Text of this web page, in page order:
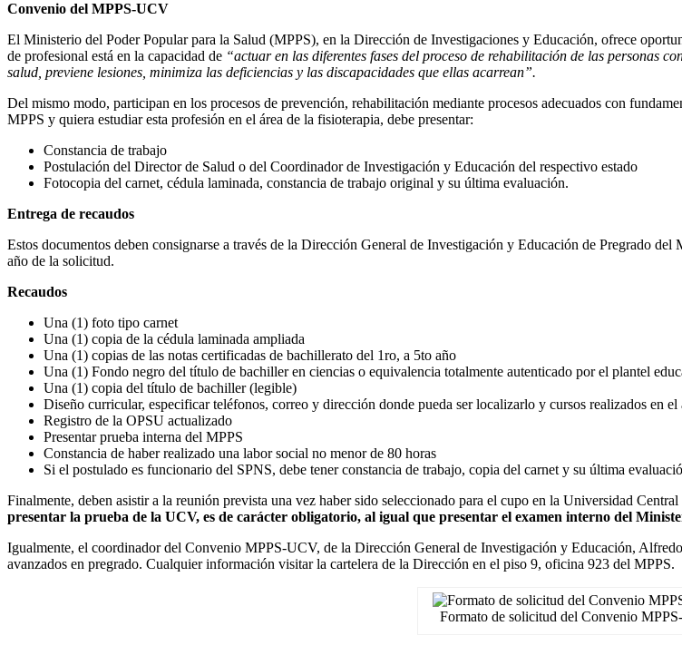
Convenio del MPPS-UCV
El Ministerio del Poder Popular para la Salud (MPPS), en la Dirección de Investigaciones y Educación, ofrece
de profesional está en la capacidad de “actuar en las diferentes fases del proceso de rehabilitación de las personas
salud, previene lesiones, minimiza las deficiencias y las discapacidades que ellas acarrean”.
Del mismo modo, participan en los procesos de prevención, rehabilitación mediante procesos adecuados con
MPPS y quiera estudiar esta profesión en el área de la fisioterapia, debe presentar:
Constancia de trabajo
Postulación del Director de Salud o del Coordinador de Investigación y Educación del respectivo estado
Fotocopia del carnet, cédula laminada, constancia de trabajo original y su última evaluación.
Entrega de recaudos
Estos documentos deben consignarse a través de la Dirección General de Investigación y Educación de Pregrado
año de la solicitud.
Recaudos
Una (1) foto tipo carnet
Una (1) copia de la cédula laminada ampliada
Una (1) copias de las notas certificadas de bachillerato del 1ro, a 5to año
Una (1) Fondo negro del título de bachiller en ciencias o equivalencia totalmente autenticado por el plantel
Una (1) copia del título de bachiller (legible)
Diseño curricular, especificar teléfonos, correo y dirección donde pueda ser localizarlo y cursos realizados en el
Registro de la OPSU actualizado
Presentar prueba interna del MPPS
Constancia de haber realizado una labor social no menor de 80 horas
Si el postulado es funcionario del SPNS, debe tener constancia de trabajo, copia del carnet y su última
Finalmente, deben asistir a la reunión prevista una vez haber sido seleccionado para el cupo en la Universidad
presentar la prueba de la UCV, es de carácter obligatorio, al igual que presentar el examen interno del
Igualmente, el coordinador del Convenio MPPS-UCV, de la Dirección General de Investigación y Educación,
avanzados en pregrado. Cualquier información visitar la cartelera de la Dirección en el piso 9, oficina 923 del MPPS.
Formato de solicitud del Convenio